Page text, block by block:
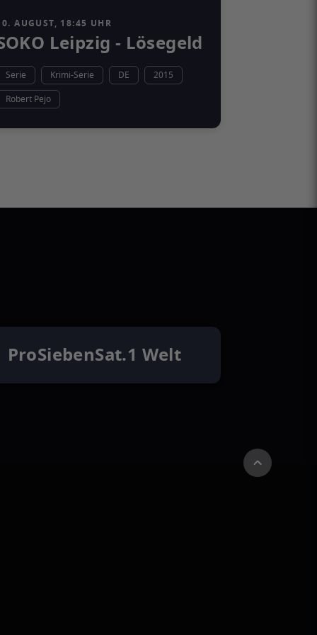
AUGUST, 18:45 UHR
Leipzig - Lösegeld
Serie Krimi-Serie DE
2015
Robert Pejo
ProSiebenSat.1 Welt